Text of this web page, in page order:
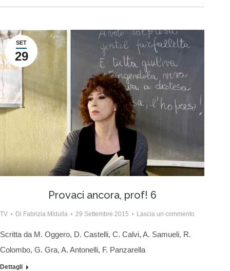
SET
29
Provaci ancora, prof! 6
TV Di Fabrizia Midulla 29 Settembre 2015 Lascia un commento
Scritta da M. Oggero, D. Castelli, C. Calvi, A. Samueli, R.
Colombo, G. Gra, A. Antonelli, F. Panzarella
Dettagli